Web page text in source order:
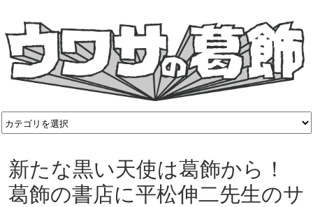
新たな黒い天使は葛飾から！
葛飾の書店に平松伸二先生のサ